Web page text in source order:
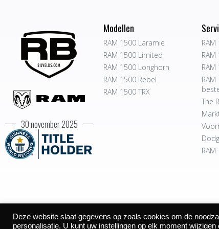
30 november 2025
Modellen
RAM 1500 Laramie
RAM 1500 Limited
RAM 1500 Longhorn
RAM 1500 Rebel
RAM 1500 TRX
The
Deze website slaat gegevens op zoals cookies om de
personalisatie. U kunt uw instellingen op elk moment